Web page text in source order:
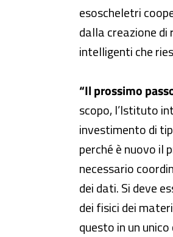
esoscheletri
dalla creazione
intelligenti che
“Il prossimo
scopo, l’Istituto
investimento di
perché è nuovo il
necessario
dei dati. Si deve
dei fisici dei
questo in un